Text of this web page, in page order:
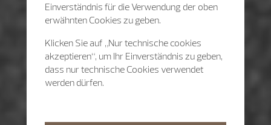
Einverständnis für die Verwendung der oben
erwähnten Cookies zu geben.
Klicken Sie auf „Nur technische cookies
akzeptieren“, um Ihr Einverständnis zu geben,
dass nur technische Cookies verwendet
werden dürfen.